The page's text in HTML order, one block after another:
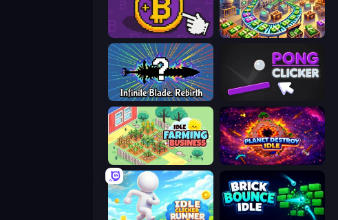
Money Maker Money Factory: Tycoon Idle Game
Infinite Blade: Rebirth Pong Clicker
Idle Farming Business Planet Destroy Idle